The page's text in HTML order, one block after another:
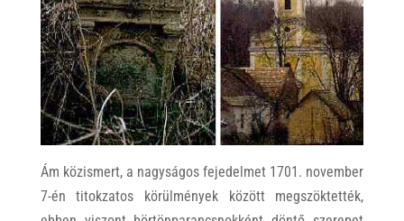
Ám közismert, a nagyságos fejedelmet 1701. november
7-én titokzatos körülmények között megszöktették,